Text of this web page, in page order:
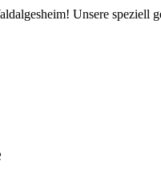
Unsere speziell